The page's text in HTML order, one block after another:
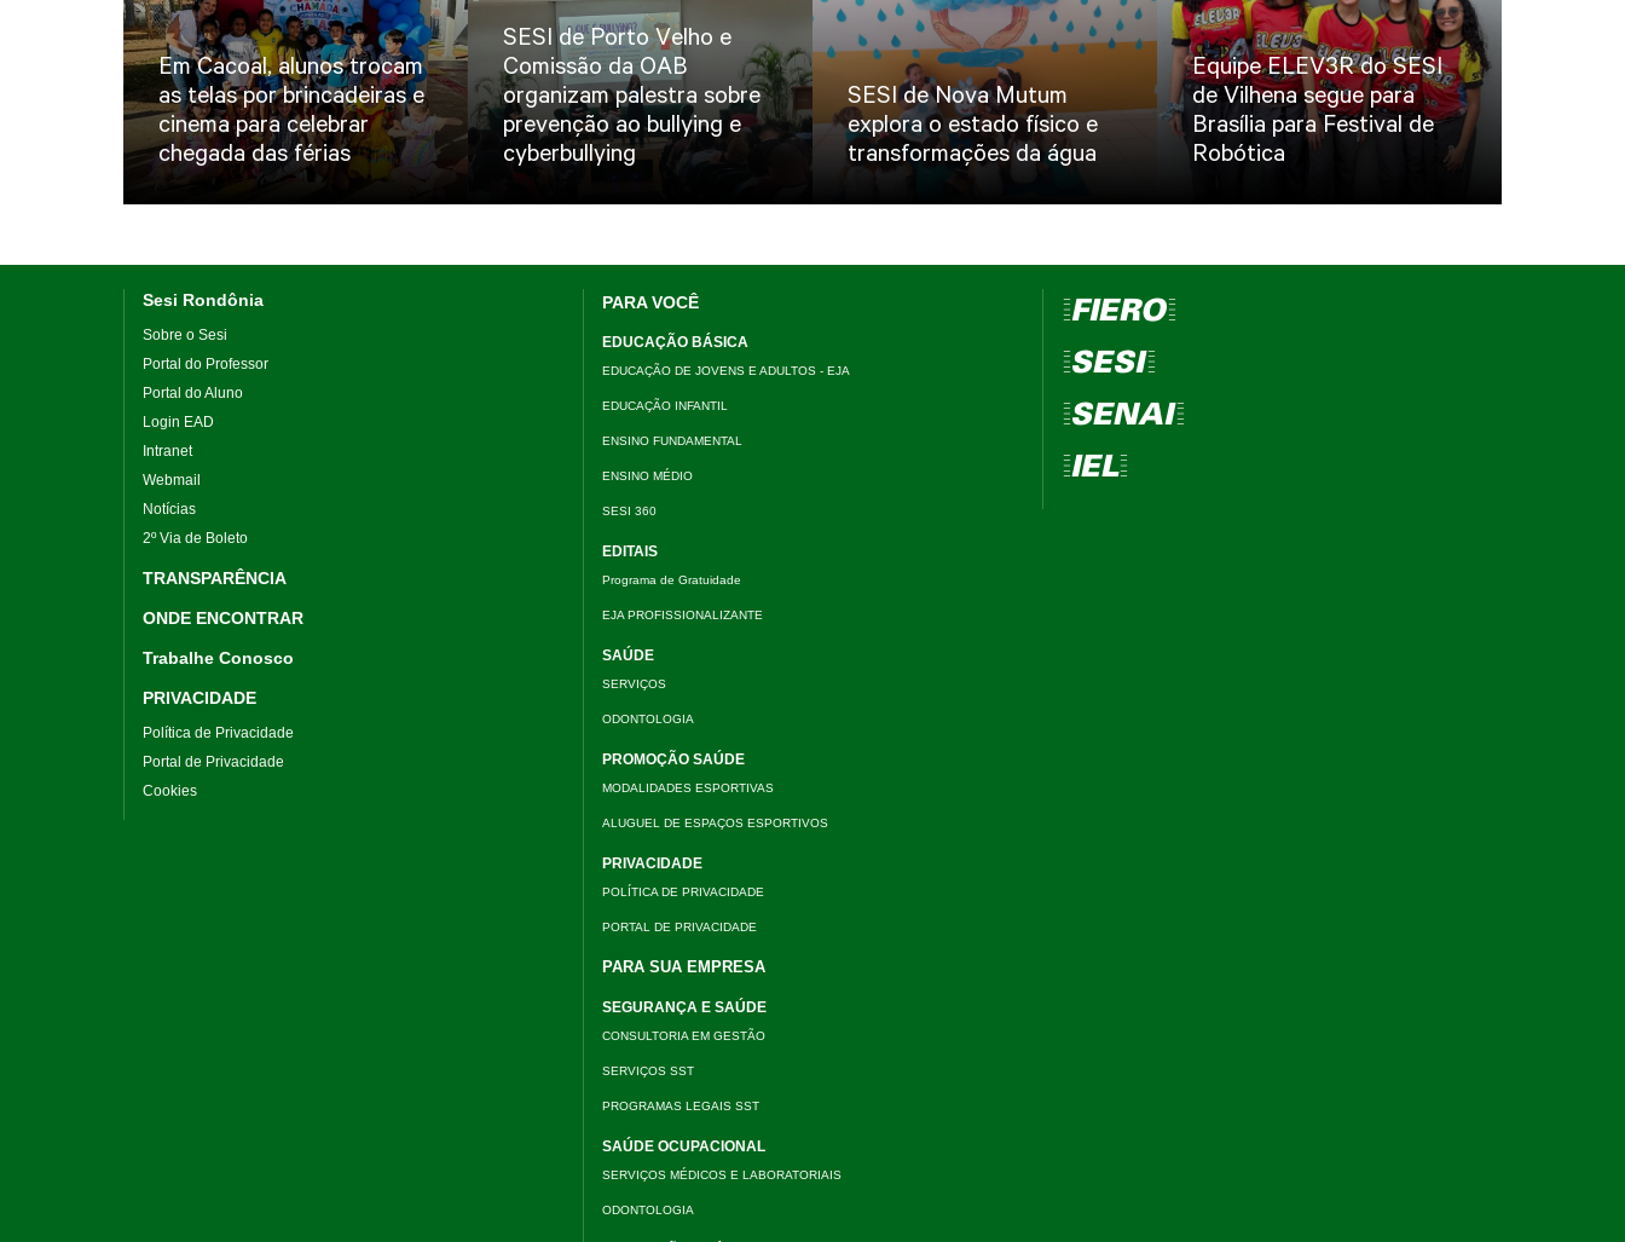
Em Cacoal, alunos trocam
as telas por brincadeiras e
cinema para celebrar
chegada das férias
SESI de Porto Velho e
Comissão da OAB
organizam palestra sobre
prevenção ao bullying e
cyberbullying
SESI de Nova Mutum
explora o estado físico e
transformações da água
Equipe ELEV3R do SESI
de Vilhena segue para
Brasília para Festival de
Robótica
Sesi Rondônia
Sobre o Sesi
Portal do Professor
Portal do Aluno
Login EAD
Intranet
Webmail
Notícias
2º Via de Boleto
TRANSPARÊNCIA
ONDE ENCONTRAR
Trabalhe Conosco
PRIVACIDADE
Política de Privacidade
Portal de Privacidade
Cookies
PARA VOCÊ
EDUCAÇÃO BÁSICA
EDUCAÇÃO DE JOVENS E ADULTOS - EJA
EDUCAÇÃO INFANTIL
ENSINO FUNDAMENTAL
ENSINO MÉDIO
SESI 360
EDITAIS
Programa de Gratuidade
EJA PROFISSIONALIZANTE
SAÚDE
SERVIÇOS
ODONTOLOGIA
PROMOÇÃO SAÚDE
MODALIDADES ESPORTIVAS
ALUGUEL DE ESPAÇOS ESPORTIVOS
PRIVACIDADE
POLÍTICA DE PRIVACIDADE
PORTAL DE PRIVACIDADE
PARA SUA EMPRESA
SEGURANÇA E SAÚDE
CONSULTORIA EM GESTÃO
SERVIÇOS SST
PROGRAMAS LEGAIS SST
SAÚDE OCUPACIONAL
SERVIÇOS MÉDICOS E LABORATORIAIS
ODONTOLOGIA
=FIERO=
=SESI=
=SENAI=
=IEL=